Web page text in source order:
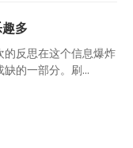
多
反思在这个信息爆炸
的一部分。刷...